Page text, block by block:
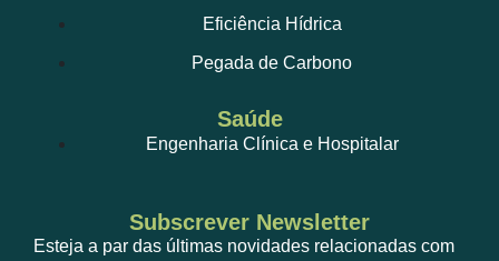
Eficiência Hídrica
Pegada de Carbono
Saúde
Engenharia Clínica e Hospitalar
Subscrever Newsletter
Esteja a par das últimas novidades relacionadas com